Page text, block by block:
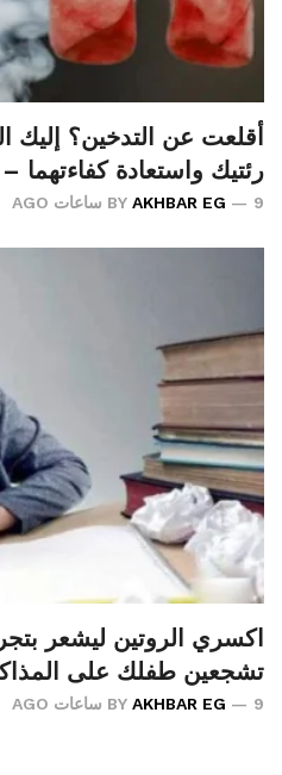
أقلعت عن التدخين؟ إليك
رئتيك واستعادة كفاءتهما
BY AKHBAR EG 9 ساعات AGO
اكسري الروتين ليشعر
تشجعين طفلك على
BY AKHBAR EG 9 ساعات AGO